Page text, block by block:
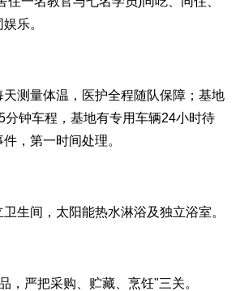
乐。
测量体温，医护全程随队保障；基地
分钟车程，基地有专用车辆24小时待
，第一时间处理。
生间，太阳能热水淋浴及独立浴室。
，严把采购、贮藏、烹饪"三关。